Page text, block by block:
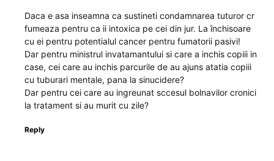
Daca e asa inseamna ca sustineti condamnarea tuturor cr
fumeaza pentru ca ii intoxica pe cei din jur. La închisoare
cu ei pentru potentialul cancer pentru fumatorii pasivi!
Dar pentru ministrul invatamantului si care a inchis copiii in
case, cei care au inchis parcurile de au ajuns atatia copiii
cu tuburari mentale, pana la sinucidere?
Dar pentru cei care au ingreunat sccesul bolnavilor cronici
la tratament si au murit cu zile?
Reply